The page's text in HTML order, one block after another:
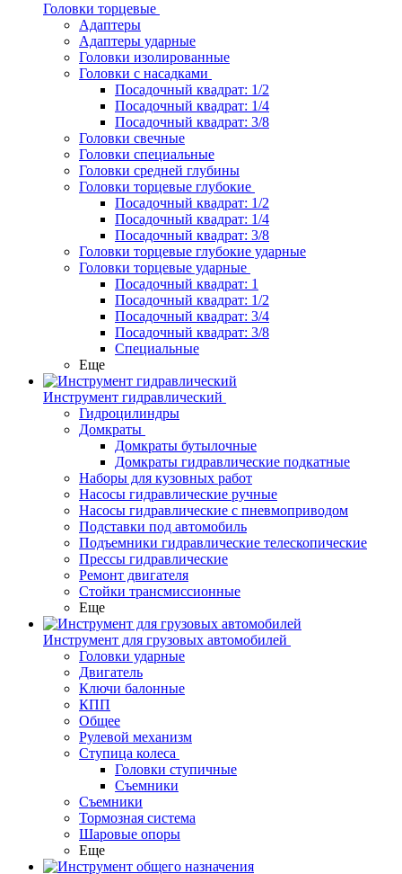
Головки торцевые
Адаптеры
Адаптеры ударные
Головки изолированные
Головки с насадками
Посадочный квадрат: 1/2
Посадочный квадрат: 1/4
Посадочный квадрат: 3/8
Головки свечные
Головки специальные
Головки средней глубины
Головки торцевые глубокие
Посадочный квадрат: 1/2
Посадочный квадрат: 1/4
Посадочный квадрат: 3/8
Головки торцевые глубокие ударные
Головки торцевые ударные
Посадочный квадрат: 1
Посадочный квадрат: 1/2
Посадочный квадрат: 3/4
Посадочный квадрат: 3/8
Специальные
Еще
Инструмент гидравлический
Гидроцилиндры
Домкраты
Домкраты бутылочные
Домкраты гидравлические подкатные
Наборы для кузовных работ
Насосы гидравлические ручные
Насосы гидравлические с пневмоприводом
Подставки под автомобиль
Подъемники гидравлические телескопические
Прессы гидравлические
Ремонт двигателя
Стойки трансмиссионные
Еще
Инструмент для грузовых автомобилей
Головки ударные
Двигатель
Ключи балонные
КПП
Общее
Рулевой механизм
Ступица колеса
Головки ступичные
Съемники
Съемники
Тормозная система
Шаровые опоры
Еще